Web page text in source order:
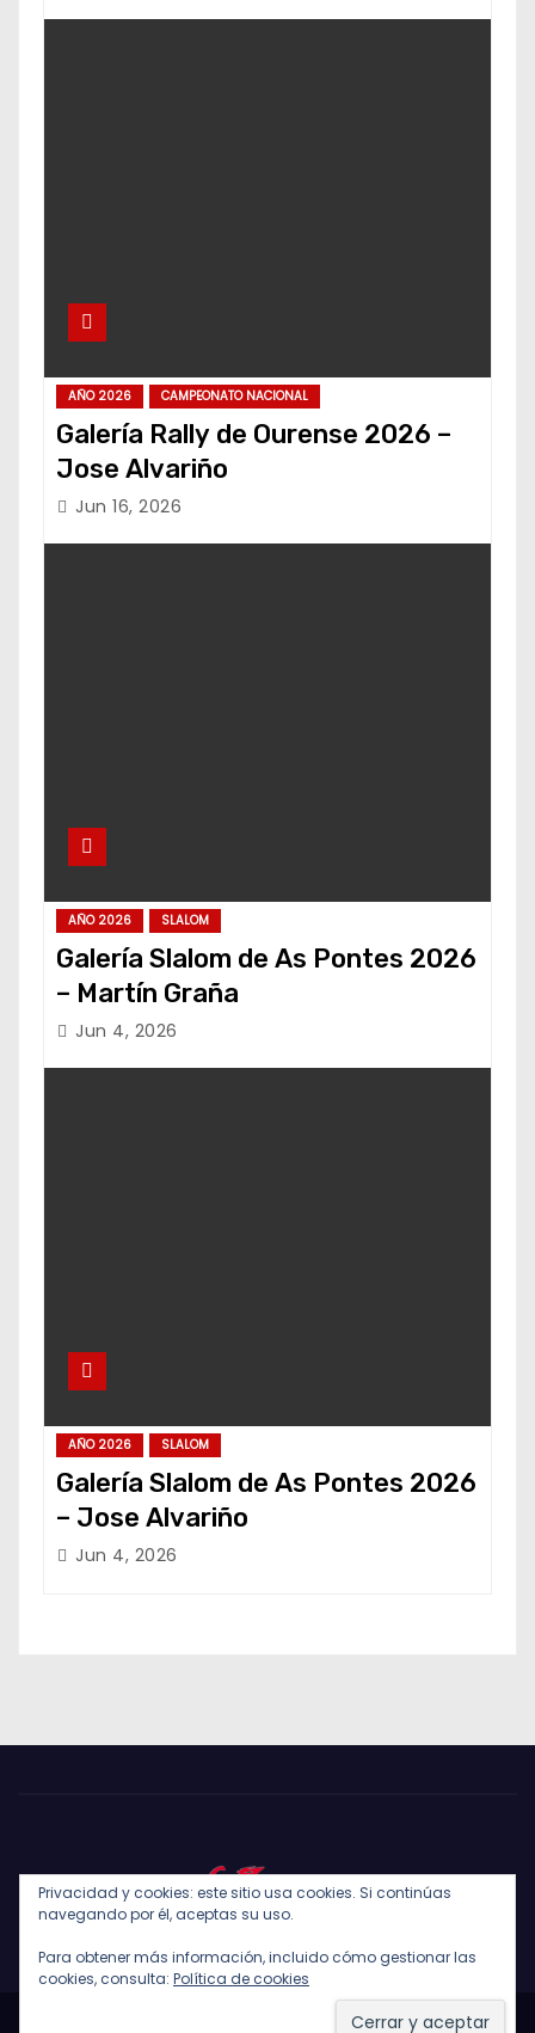
AÑO 2026 CAMPEONATO NACIONAL
Galería Rally de Ourense 2026 –
Jose Alvariño
Jun 16, 2026
AÑO 2026 SLALOM
Galería Slalom de As Pontes 2026
– Martín Graña
Jun 4, 2026
AÑO 2026 SLALOM
Galería Slalom de As Pontes 2026
– Jose Alvariño
Jun 4, 2026
Privacidad y cookies: este sitio usa cookies. Si continúas
navegando por él, aceptas su uso.
Para obtener más información, incluido cómo gestionar las
cookies, consulta: Política de cookies